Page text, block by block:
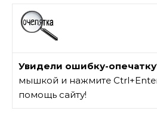
Увидели ошибку-
мышкой и нажмите
помощь сайту!